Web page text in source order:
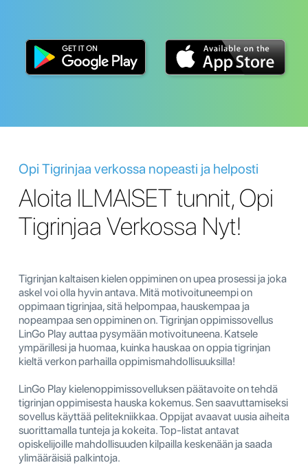
Opi Tigrinjaa verkossa nopeasti ja helposti
Aloita ILMAISET tunnit, Opi
Tigrinjaa Verkossa Nyt!
Tigrinjan kaltaisen kielen oppiminen on upea prosessi ja joka
askel voi olla hyvin antava. Mitä motivoituneempi on
oppimaan tigrinjaa, sitä helpompaa, hauskempaa ja
nopeampaa sen oppiminen on. Tigrinjan oppimissovellus
LinGo Play auttaa pysymään motivoituneena. Katsele
ympärillesi ja huomaa, kuinka hauskaa on oppia tigrinjan
kieltä verkon parhailla oppimismahdollisuuksilla!
LinGo Play kielenoppimissovelluksen päätavoite on tehdä
tigrinjan oppimisesta hauska kokemus. Sen saavuttamiseksi
sovellus käyttää pelitekniikkaa. Oppijat avaavat uusia aiheita
suorittamalla tunteja ja kokeita. Top-listat antavat
opiskelijoille mahdollisuuden kilpailla keskenään ja saada
ylimääräisiä palkintoja.